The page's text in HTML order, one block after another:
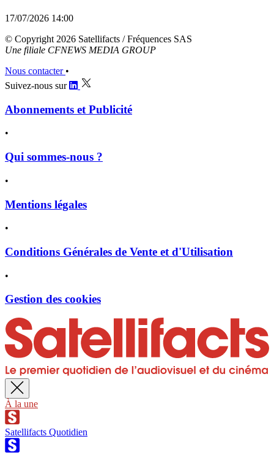
17/07/2026 14:00
© Copyright 2026 Satellifacts / Fréquences SAS
Une filiale CFNEWS MEDIA GROUP
Nous contacter •
Suivez-nous sur
Abonnements et Publicité
•
Qui sommes-nous ?
•
Mentions légales
•
Conditions Générales de Vente et d'Utilisation
•
Gestion des cookies
À la une
Satellifacts Quotidien